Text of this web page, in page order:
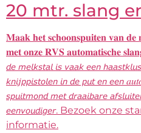
20 mtr. slang
𝐌𝐚𝐚𝐤 𝐡𝐞𝐭 𝐬𝐜𝐡𝐨𝐨𝐧𝐬𝐩𝐮𝐢𝐭𝐞𝐧 𝐯𝐚𝐧 𝐝𝐞
𝐦𝐞𝐭 𝐨𝐧𝐳𝐞 𝐑𝐕𝐒 𝐚𝐮𝐭𝐨𝐦𝐚𝐭𝐢𝐬𝐜𝐡𝐞
𝘥𝘦 𝘮𝘦𝘭𝘬𝘴𝘵𝘢𝘭 𝘪𝘴 𝘷𝘢𝘢𝘬 𝘦𝘦𝘯
𝘬𝘯𝘪𝘫𝘱𝘱𝘪𝘴𝘵𝘰𝘭𝘦𝘯 𝘪𝘯 𝘥𝘦 𝘱𝘶𝘵 𝘦𝘯 𝘦𝘦𝘯
𝘴𝘱𝘶𝘪𝘵𝘮𝘰𝘯𝘥 𝘮𝘦𝘵 𝘥𝘳𝘢𝘢𝘪𝘣𝘢𝘳𝘦
𝘦𝘦𝘯𝘷𝘰𝘶𝘥𝘪𝘨𝘦𝘳. Bezoek onze
informatie.